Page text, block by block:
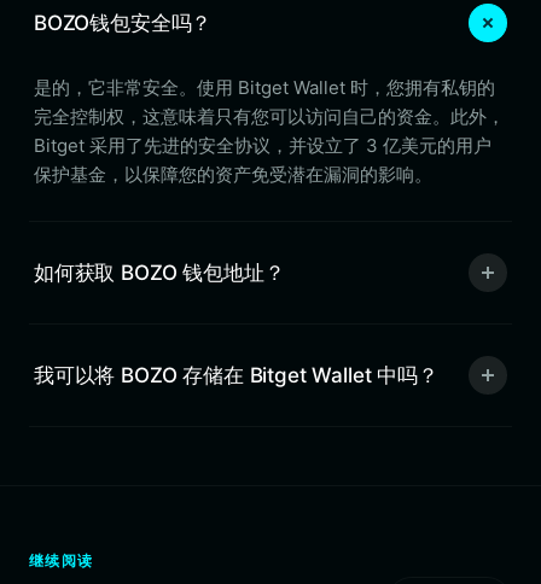
BOZO钱包安全吗？
是的，它非常安全。使用 Bitget Wallet 时，您拥有私钥的
完全控制权，这意味着只有您可以访问自己的资金。此外，
Bitget 采用了先进的安全协议，并设立了 3 亿美元的用户
保护基金，以保障您的资产免受潜在漏洞的影响。
如何获取 BOZO 钱包地址？
我可以将 BOZO 存储在 Bitget Wallet 中吗？
继续阅读